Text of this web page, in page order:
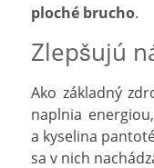
ploché brucho.
Zlepšujú
Ako základný
naplnia
a kyselina
sa v nich